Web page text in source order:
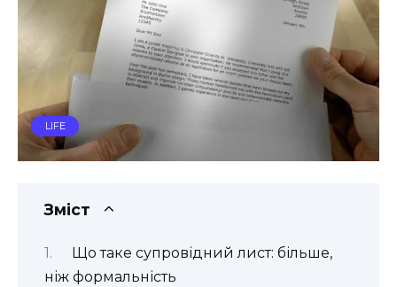
LIFE
Зміст
Що таке супровідний лист: більше,
ніж формальність